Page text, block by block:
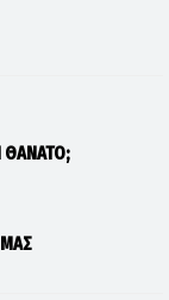
ΘΑΝΑΤΟ;
ΜΑΣ